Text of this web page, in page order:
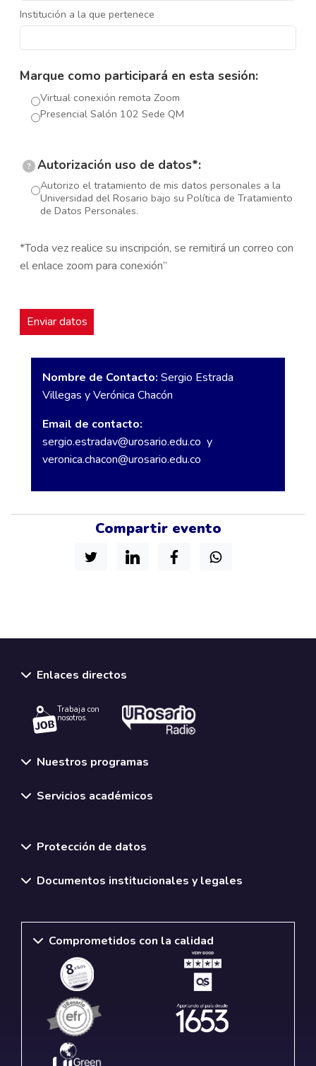
Institución a la que pertenece
Marque como participará en esta sesión:
Virtual conexión remota Zoom
Presencial Salón 102 Sede QM
? Autorización uso de datos*:
Autorizo el tratamiento de mis datos personales a la
Universidad del Rosario bajo su Política de Tratamiento
de Datos Personales.
*Toda vez realice su inscripción, se remitirá un correo con
el enlace zoom para conexión”
Nombre de Contacto: Sergio Estrada
Villegas y Verónica Chacón
Email de contacto:
sergio.estradav@urosario.edu.co y
veronica.chacon@urosario.edu.co
Compartir evento
Enlaces directos
Trabaja con
nosotros.
Nuestros programas
Servicios académicos
Protección de datos
Documentos institucionales y legales
Comprometidos con la calidad